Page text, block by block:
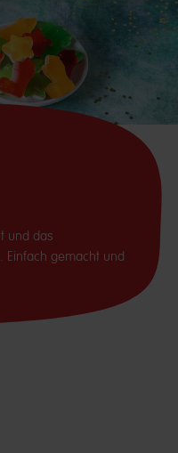
und das
Einfach gemacht und